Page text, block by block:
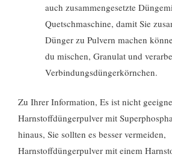
auch zusammengesetzte
Quetschmaschine, damit Sie
Dünger zu Pulvern machen
du mischen, Granulat und
Verbindungsdüngerkörnchen.
Zu Ihrer Information, Es ist nicht
Harnstoffdüngerpulver mit
hinaus, Sie sollten es besser vermeiden,
Harnstoffdüngerpulver mit einem